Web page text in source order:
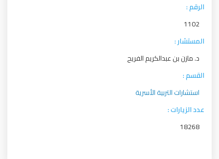
الرقم :
1102
المستشار :
د. مازن بن عبدالكريم الفريح
القسم :
استشارات التربية الأسرية
عدد الزيارات :
18268